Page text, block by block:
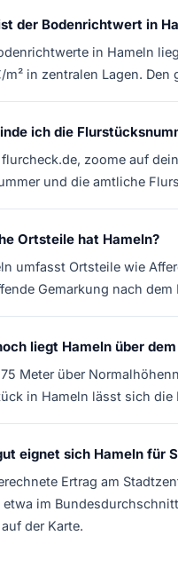
der Bodenrichtwert in
in Hameln
m² in zentralen Lagen.
ich die
flurcheck.de, zoome auf
und die amtliche
Ortsteile hat Hameln?
umfasst Ortsteile wie
Gemarkung nach
liegt Hameln über
Meter über
in Hameln lässt sich die
eignet sich Hameln für
Ertrag am
im
der Karte.